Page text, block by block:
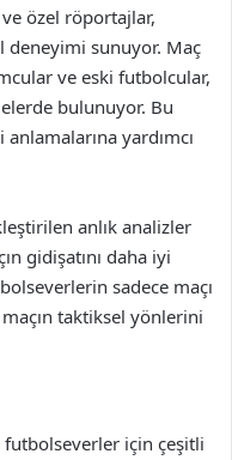
özel röportajlar,
sunuyor. Maç
ve eski futbolcular,
bulunuyor. Bu
yardımcı
anlık analizler
gidişatını daha iyi
sadece maçı
taktiksel yönlerini
futbolseverler için çeşitli